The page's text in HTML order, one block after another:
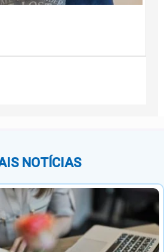
NOTÍCIAS